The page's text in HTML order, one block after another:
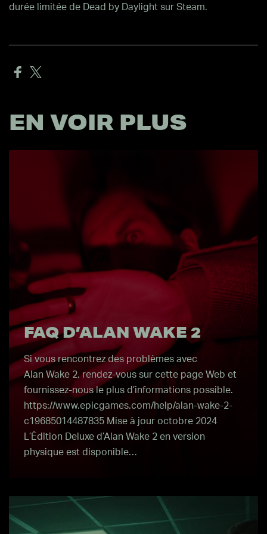
durée limitée de Dead by Daylight sur Steam.
EN VOIR PLUS
FAQ D’ALAN WAKE 2
Si vous rencontrez des problèmes avec
Alan Wake 2, rendez-vous sur cette page Web et
fournissez-nous le plus d’informations possible.
https://www.epicgames.com/help/alan-wake-2-
c19685014487835 Mise à jour octobre 2024
L’Édition Deluxe d’Alan Wake 2 en version
physique est disponible…